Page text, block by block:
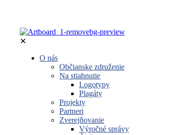
✕
O nás
Občianske združenie
Na stiahnutie
Logotypy
Plagáty
Projekty
Partneri
Zverejňovanie
Výročné správy